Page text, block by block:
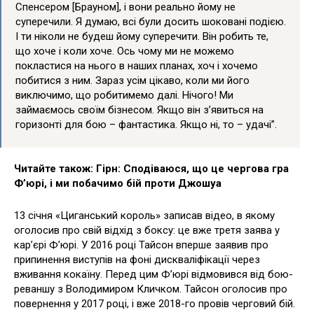
Спенсером [Брауном], і вони реально йому не
суперечили. Я думаю, всі були досить шоковані подією.
І ти ніколи не будеш йому суперечити. Він робить те,
що хоче і коли хоче. Ось чому ми не можемо
покластися на нього в наших планах, хоч і хочемо
побитися з ним. Зараз усім цікаво, коли ми його
виключимо, що робитимемо далі. Нічого! Ми
займаємось своїм бізнесом. Якщо він з’явиться на
горизонті для бою – фантастика. Якщо ні, то – удачі”.
Читайте також: Гірн: Сподіваюся, що це чергова гра
Ф’юрі, і ми побачимо бій проти Джошуа
13 січня «Циганський король» записав відео, в якому
оголосив про свій відхід з боксу: це вже третя заява у
кар’єрі Ф’юрі. У 2016 році Тайсон вперше заявив про
припинення виступів на фоні дискваліфікації через
вживання кокаїну. Перед цим Ф’юрі відмовився від бою-
реваншу з Володимиром Кличком. Тайсон оголосив про
повернення у 2017 році, і вже 2018-го провів черговий бій.